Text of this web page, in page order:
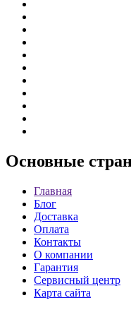
Основные
Главная
Блог
Доставка
Оплата
Контакты
О компании
Гарантия
Сервисный центр
Карта сайта